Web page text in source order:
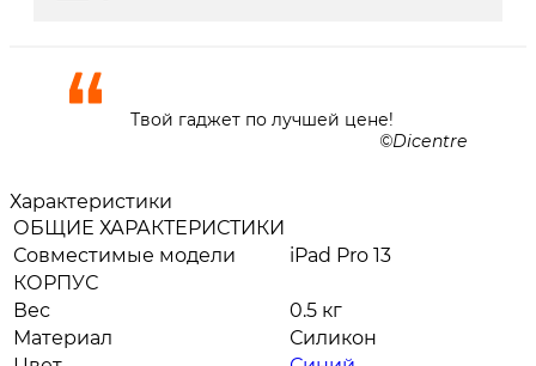
Твой гаджет по лучшей цене!
Dicentre
Характеристики
ОБЩИЕ ХАРАКТЕРИСТИКИ
Совместимые модели
iPad Pro 13
КОРПУС
Вес
0.5 кг
Материал
Силикон